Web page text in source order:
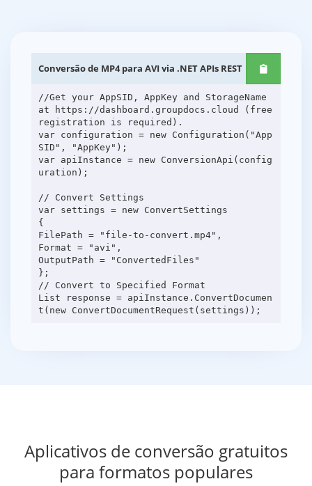
Conversão de MP4 para AVI via .NET APIs REST
//Get your AppSID, AppKey and StorageName
at https://dashboard.groupdocs.cloud (free
registration is required).
var configuration = new Configuration("App
SID", "AppKey");
var apiInstance = new ConversionApi(config
uration);
// Convert Settings
var settings = new ConvertSettings
{
FilePath = "file-to-convert.mp4",
Format = "avi",
OutputPath = "ConvertedFiles"
};
// Convert to Specified Format
List response = apiInstance.ConvertDocumen
Aplicativos de conversão gratuitos
para formatos populares